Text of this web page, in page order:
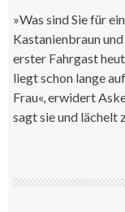
»Was sind Sie für
Kastanienbraun
erster Fahrgast
liegt schon lange
Frau«, erwidert
sagt sie und lächelt